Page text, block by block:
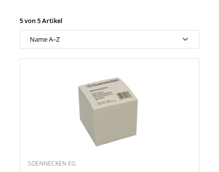
5 von 5 Artikel
SOENNECKEN EG